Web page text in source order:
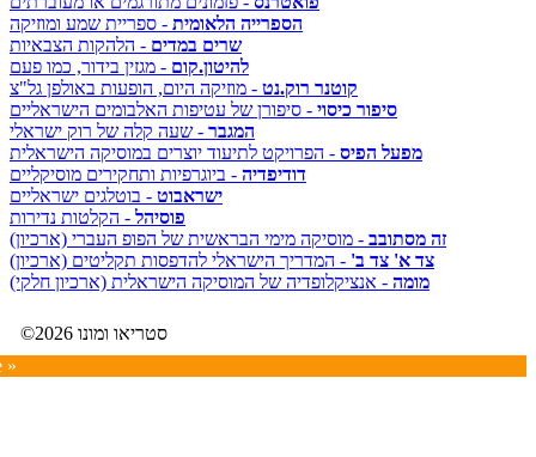
הספרייה הלאומית - ספריית שמע ומוזיקה
שרים במדים - הלהקות הצבאיות
להיטון.קום - מגזין בידור, כמו פעם
קוטנר רוק.נט - מוזיקה היום, הופעות באולפן גל"צ
סיפור כיסוי - סיפורן של עטיפות האלבומים הישראליים
המגבר - שעה קלה של רוק ישראלי
מפעל הפיס - הפרויקט לתיעוד יוצרים במוסיקה הישראלית
דודיפדיה - ביוגרפיות ותחקירים מוסיקליים
ישראבוט - בוטלגים ישראליים
פוסיהל - הקלטות נדירות
זה מסתובב - מוסיקה מימי הבראשית של הפופ העברי (ארכיון)
צד א' צד ב' - המדריך הישראלי להדפסות תקליטים (ארכיון)
מומה - אנציקלופדיה של המוסיקה הישראלית (ארכיון חלקי)
©2026 סטריאו ומונו
»